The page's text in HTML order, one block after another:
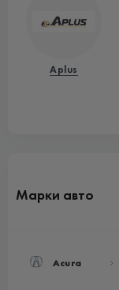
Aplus
Марки авто
Acura